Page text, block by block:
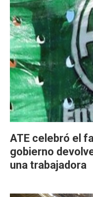
ATE celebró el
gobierno
una trabajadora